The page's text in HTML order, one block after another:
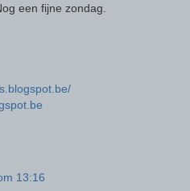
een fijne zondag.
13:16